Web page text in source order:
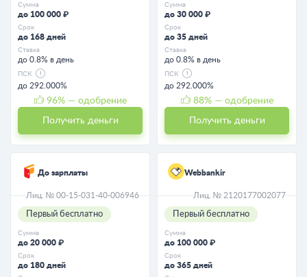
Сумма
до 100 000 ₽
Срок
до 168 дней
Ставка
до 0.8% в день
ПСК
до 292.000%
96% — одобрение
Получить деньги
Сумма
до 30 000 ₽
Срок
до 35 дней
Ставка
до 0.8% в день
ПСК
до 292.000%
88% — одобрение
Получить деньги
До зарплаты
Лиц. № 00-15-031-40-006946
Первый бесплатно
Сумма
до 20 000 ₽
Срок
до 180 дней
Webbankir
Лиц. № 2120177002077
Первый бесплатно
Сумма
до 100 000 ₽
Срок
до 365 дней